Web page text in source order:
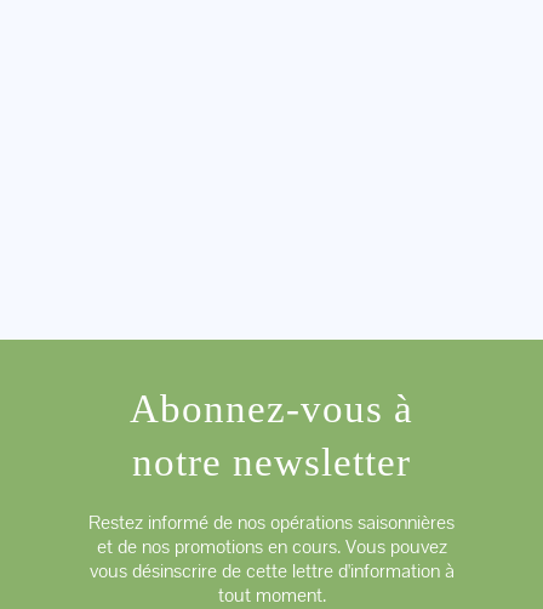
Abonnez-vous à
notre newsletter
Restez informé de nos opérations saisonnières
et de nos promotions en cours. Vous pouvez
vous désinscrire de cette lettre d'information à
tout moment.